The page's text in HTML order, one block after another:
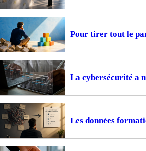
Pour tirer tout le
La cybersécurité a
Les données